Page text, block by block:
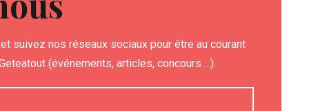
suivez nos réseaux sociaux pour être au courant
(événements, articles, concours ...).